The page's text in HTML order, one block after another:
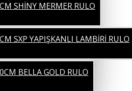
SHİNY MERMER RULO
SXP YAPIŞKANLI LAMBİRİ RULO
BELLA GOLD RULO